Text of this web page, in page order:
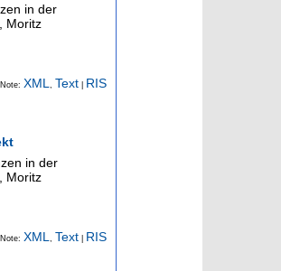
in der
Moritz
XML Text RIS
in der
Moritz
XML Text RIS